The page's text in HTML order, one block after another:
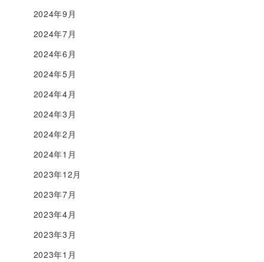
2024年9月
2024年7月
2024年6月
2024年5月
2024年4月
2024年3月
2024年2月
2024年1月
2023年12月
2023年7月
2023年4月
2023年3月
2023年1月